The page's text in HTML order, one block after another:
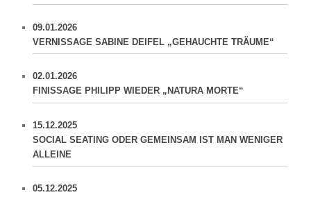
09.01.2026
VERNISSAGE SABINE DEIFEL „GEHAUCHTE TRÄUME“
02.01.2026
FINISSAGE PHILIPP WIEDER „NATURA MORTE“
15.12.2025
SOCIAL SEATING ODER GEMEINSAM IST MAN WENIGER
ALLEINE
05.12.2025